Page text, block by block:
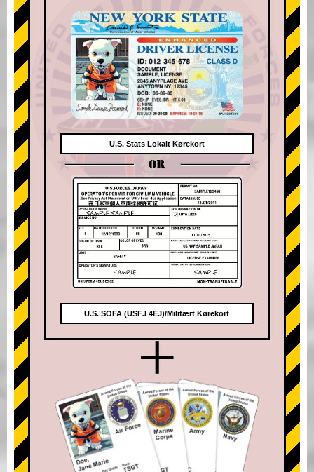
U.S. Stats Lokalt Kørekort
OR
U.S. SOFA (USFJ 4EJ)/Militært Kørekort
+